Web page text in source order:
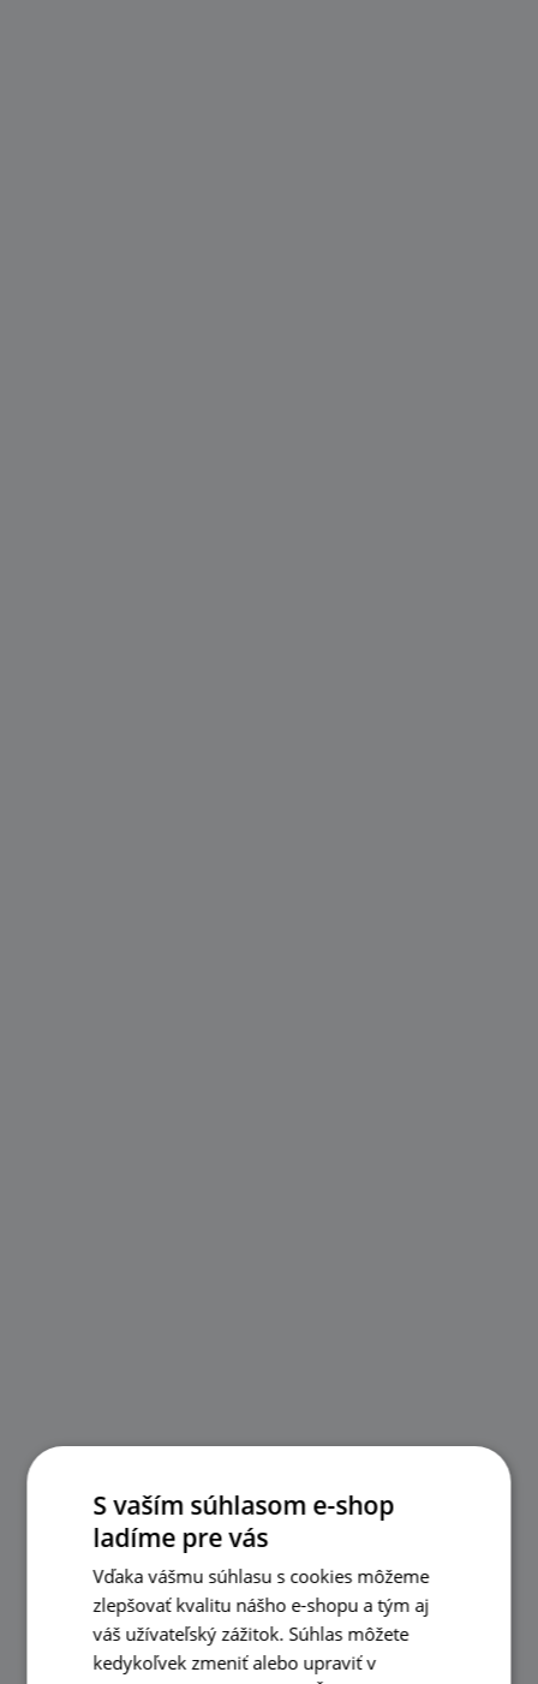
S vaším súhlasom e-shop
ladíme pre vás
Vďaka vášmu súhlasu s cookies môžeme
zlepšovať kvalitu nášho e-shopu a tým aj
váš užívateľský zážitok. Súhlas môžete
kedykoľvek zmeniť alebo upraviť v